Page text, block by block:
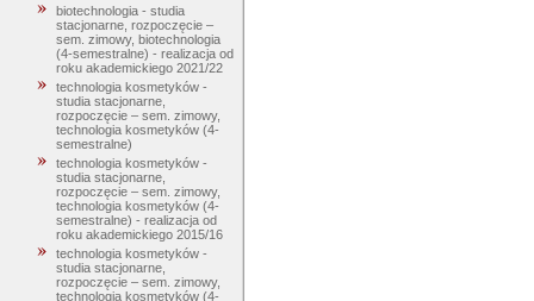
biotechnologia - studia
stacjonarne, rozpoczęcie –
sem. zimowy, biotechnologia
(4-semestralne) - realizacja od
roku akademickiego 2021/22
technologia kosmetyków -
studia stacjonarne,
rozpoczęcie – sem. zimowy,
technologia kosmetyków (4-
semestralne)
technologia kosmetyków -
studia stacjonarne,
rozpoczęcie – sem. zimowy,
technologia kosmetyków (4-
semestralne) - realizacja od
roku akademickiego 2015/16
technologia kosmetyków -
studia stacjonarne,
rozpoczęcie – sem. zimowy,
technologia kosmetyków (4-